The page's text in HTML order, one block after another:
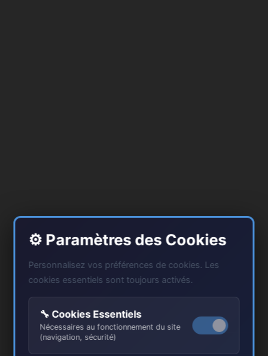
⚙️ Paramètres des Cookies
Personnalisez vos préférences de cookies. Les
cookies essentiels sont toujours activés.
🔧 Cookies Essentiels
Nécessaires au fonctionnement du site
(navigation, sécurité)